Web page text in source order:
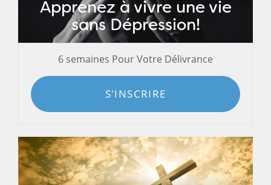
Apprenez à vivre une vie
sans Dépression!
6 semaines Pour Votre Délivrance
S'INSCRIRE